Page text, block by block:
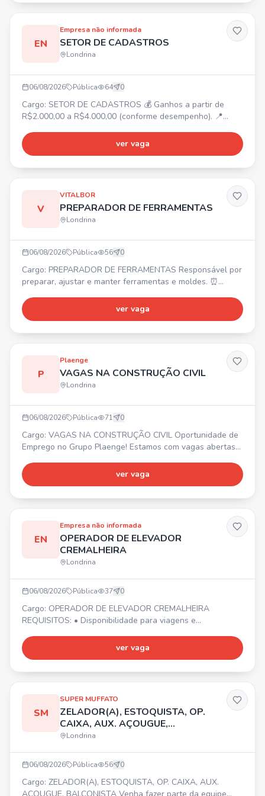
EN
Empresa não informada
SETOR DE CADASTROS
Londrina
06/08/2026 Pública 64 0
Cargo: SETOR DE CADASTROS 💰 Ganhos a partir de
R$2.000,00 a R$4.000,00 (conforme desempenho). 📍
19:30. Sábado: 09:00 às 14:00. ✅ Treinamento fornecido,
não é necessária experiência.
ver vaga
V
VITALBOR
PREPARADOR DE FERRAMENTAS
Londrina
06/08/2026 Pública 56 0
Cargo: PREPARADOR DE FERRAMENTAS Responsável por
preparar, ajustar e manter ferramentas e moldes. ⏰
Salário acima do mercado + Vale-Transporte + Vale-
Alimentação de R$ 521,00 + Seguro de Vida + TotalPass.
ver vaga
P
Plaenge
VAGAS NA CONSTRUÇÃO CIVIL
Londrina
06/08/2026 Pública 71 0
Cargo: VAGAS NA CONSTRUÇÃO CIVIL Oportunidade de
Emprego no Grupo Plaenge! Estamos com vagas abertas
Faça parte da maior construtora do Sul do país!
Encaminhe seu currículo. 📍 Londrina/PR
ver vaga
EN
Empresa não informada
OPERADOR DE ELEVADOR
CREMALHEIRA
Londrina
06/08/2026 Pública 37 0
Cargo: OPERADOR DE ELEVADOR CREMALHEIRA
REQUISITOS: • Disponibilidade para viagens e
Organização e controle • PROATIVIDADE • Início imediato!
📍 Cidade de Londrina/PR. Envie seu currículo por
ver vaga
SM
SUPER MUFFATO
ZELADOR(A), ESTOQUISTA, OP.
CAIXA, AUX. AÇOUGUE,
BALCONISTA
Londrina
06/08/2026 Pública 56 0
Cargo: ZELADOR(A), ESTOQUISTA, OP. CAIXA, AUX.